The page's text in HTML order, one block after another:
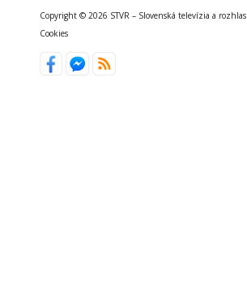
Copyright © 2026 STVR – Slovenská televízia a rozhlas
Cookies